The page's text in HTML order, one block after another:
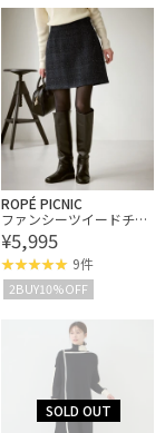
ROPÉ PICNIC
ファンシーツイードチェ
ックミニスカート
¥5,995
9件
2BUY10%OFF